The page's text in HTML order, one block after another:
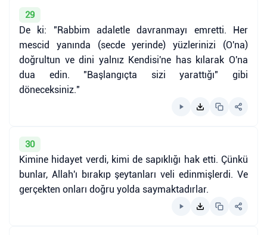
29
De ki: "Rabbim adaletle davranmayı emretti. Her
mescid yanında (secde yerinde) yüzlerinizi (O'na)
doğrultun ve dini yalnız Kendisi'ne has kılarak O'na
dua edin. "Başlangıçta sizi yarattığı" gibi
döneceksiniz."
30
Kimine hidayet verdi, kimi de sapıklığı hak etti. Çünkü
bunlar, Allah'ı bırakıp şeytanları veli edinmişlerdi. Ve
gerçekten onları doğru yolda saymaktadırlar.